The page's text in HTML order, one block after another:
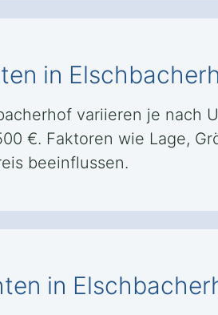
in
variieren je nach
€. Faktoren wie Lage,
beeinflussen.
in